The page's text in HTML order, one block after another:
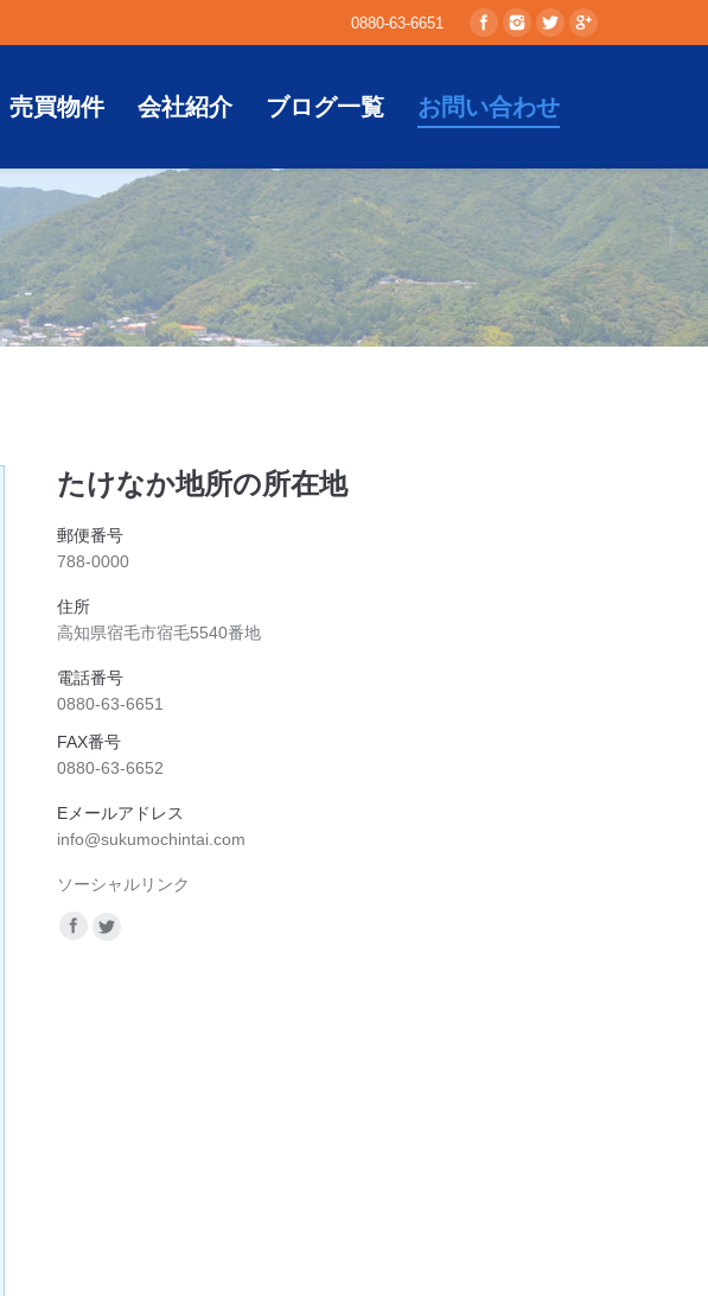
0880-63-6651
売買物件 会社紹介 ブログ一覧 お問い合わせ
たけなか地所の所在地
郵便番号
788-0000
住所
高知県宿毛市宿毛5540番地
電話番号
0880-63-6651
FAX番号
0880-63-6652
Eメールアドレス
info@sukumochintai.com
ソーシャルリンク